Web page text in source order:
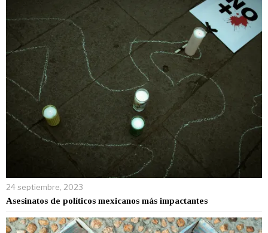
24 septiembre, 2023
Asesinatos de políticos mexicanos más impactantes